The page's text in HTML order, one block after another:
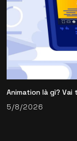
Animation là gì?
5/8/2026